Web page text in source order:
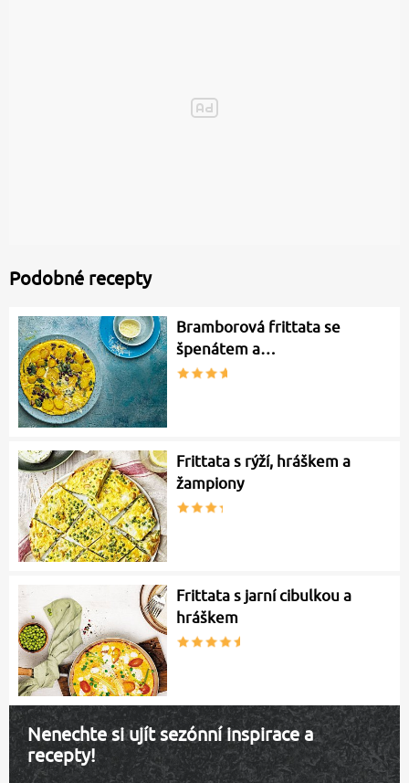
Podobné recepty
Bramborová frittata se
špenátem a…
Frittata s rýží, hráškem a
žampiony
Frittata s jarní cibulkou a
hráškem
Nenechte si ujít sezónní inspirace a
recepty!